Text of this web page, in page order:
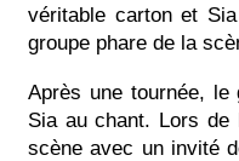
véritable carton et
groupe phare de la
Après une tournée,
Sia au chant. Lors
scène avec un invité